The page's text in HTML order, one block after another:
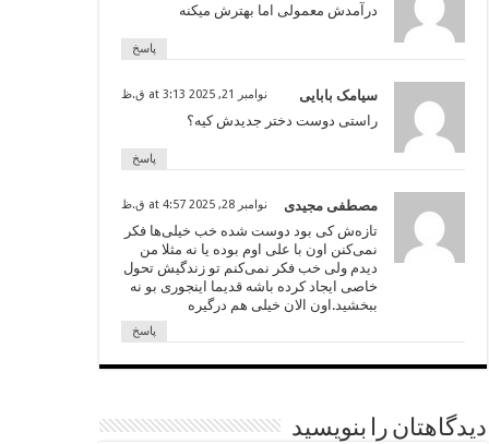
درآمدش معمولی اما بهترش میکنه
پاسخ
سیامک بابایی نوامبر 21, 2025 at 3:13 ق.ظ
راستی دوست دختر جدیدش کیه؟
پاسخ
مصطفی مجیدی نوامبر 28, 2025 at 4:57 ق.ظ
تازه‌ش کی بود دوست شده خب خیلی‌ها فکر
نمی‌کنن اون با علی اوم بوده یا نه مثلا من
دیدم ولی خب فکر نمی‌کنم تو زندگیش تحول
خاصی ایجاد کرده باشه قدیما اینجوری بو نه
ببخشید.اون الان خیلی هم درگیره
پاسخ
دیدگاهتان را بنویسید